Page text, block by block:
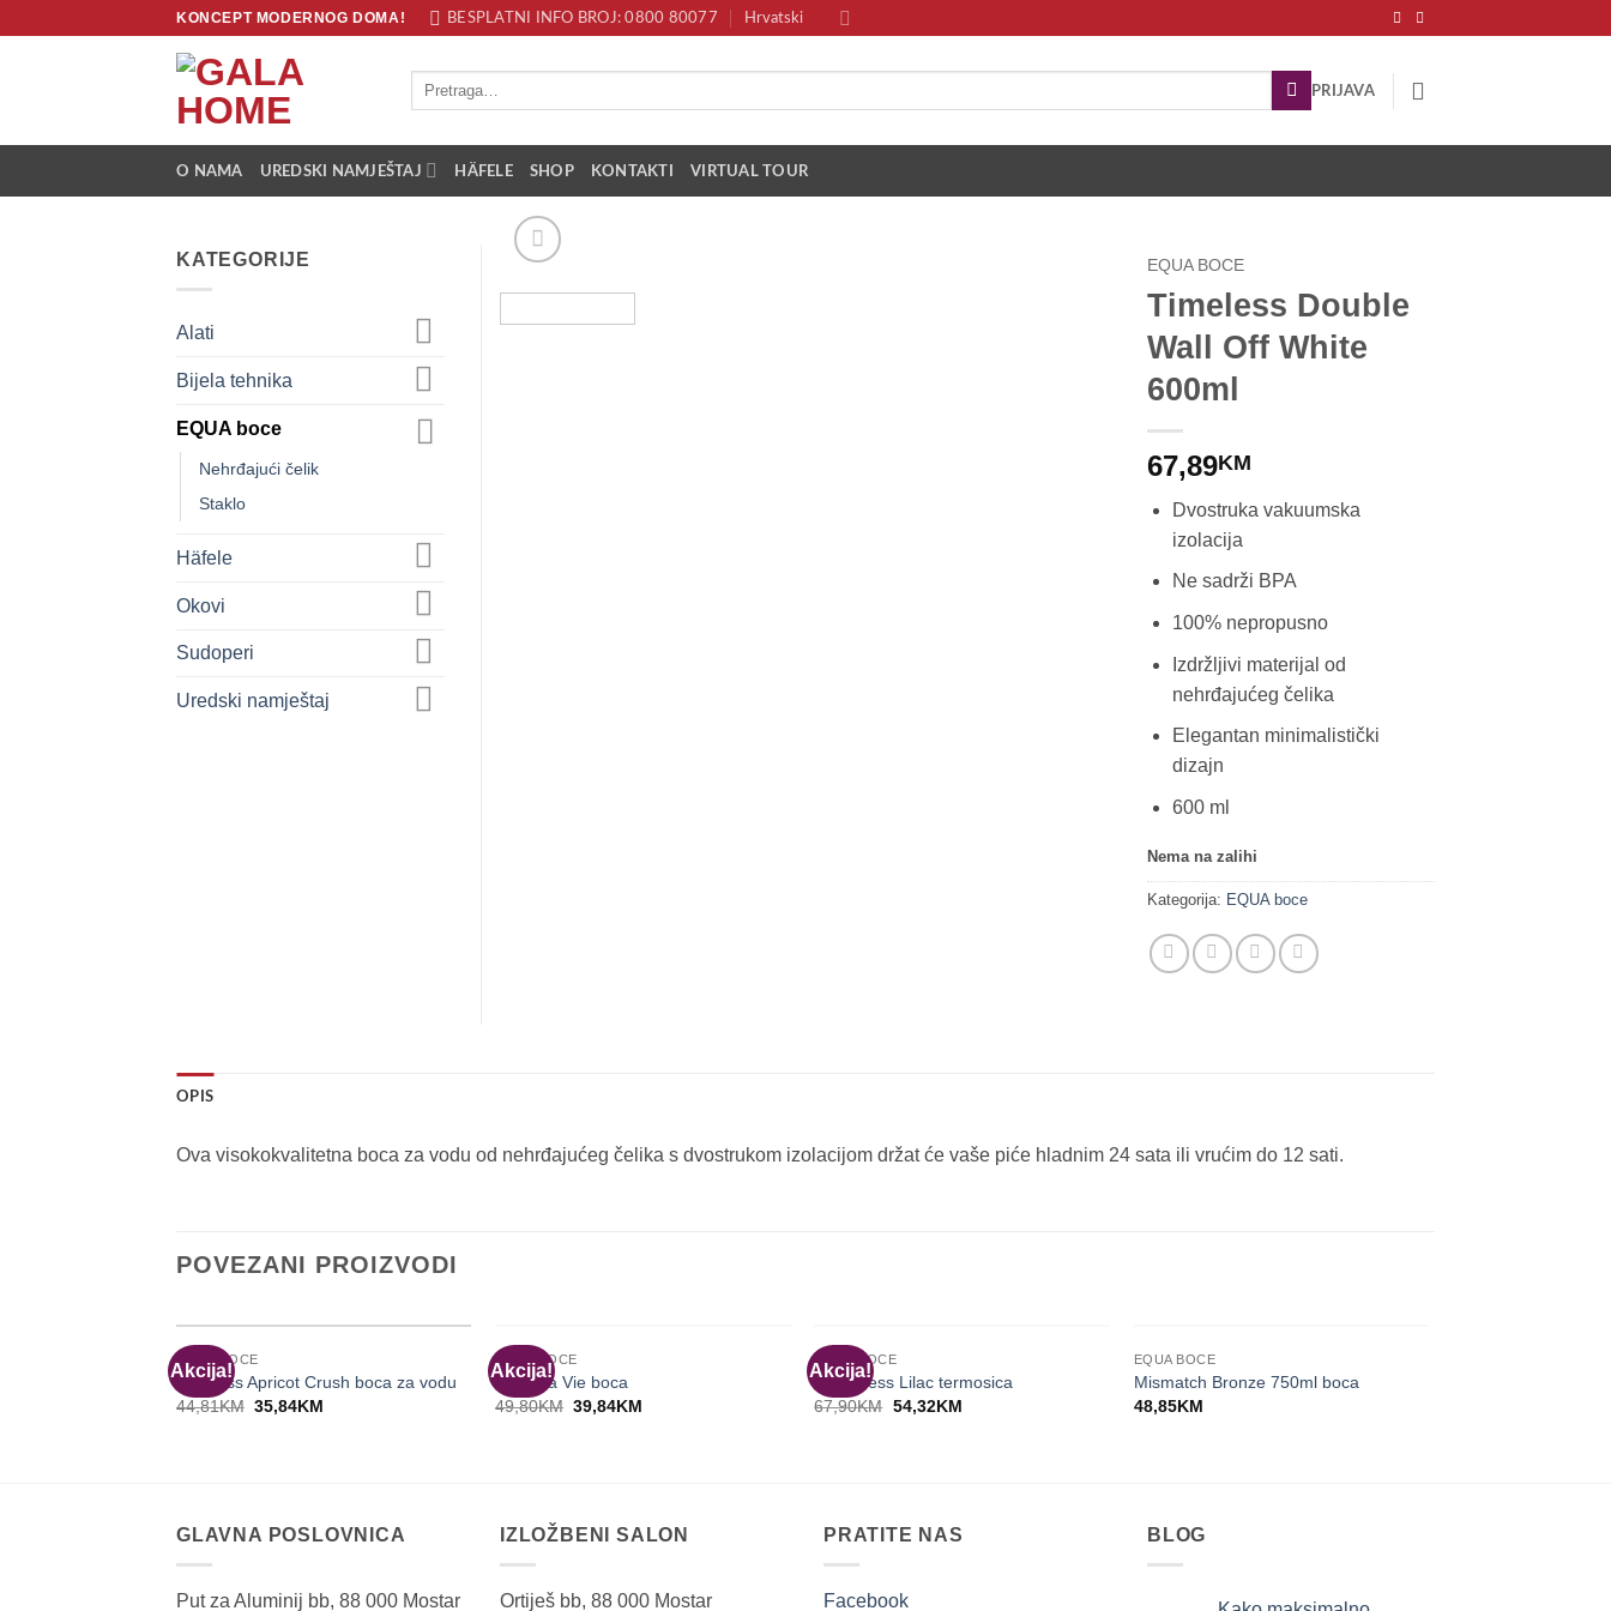
KONCEPT MODERNOG DOMA! BESPLATNI INFO BROJ: 0800 80077 Hrvatski
Pretraži:
PRIJAVA
O NAMA UREDSKI NAMJEŠTAJ HÄFELE SHOP KONTAKTI VIRTUAL TOUR
EQUA BOCE
Timeless Double
Wall Off White
600ml
67,89KM
Dvostruka vakuumska
izolacija
Ne sadrži BPA
100% nepropusno
Izdržljivi materijal od
nehrđajućeg čelika
Elegantan minimalistički
dizajn
600 ml
Nema na zalihi
Kategorija: EQUA boce
KATEGORIJE
Alati
Bijela tehnika
EQUA boce
Nehrđajući čelik
Staklo
Häfele
Okovi
Sudoperi
Uredski namještaj
OPIS
Ova visokokvalitetna boca za vodu od nehrđajućeg čelika s dvostrukom izolacijom držat će vaše piće hladnim 24 sata ili vrućim do 12 sati.
POVEZANI PROIZVODI
Akcija!
EQUA BOCE
Timeless Apricot Crush boca za vodu
44,81KM Original
35,84KM
Akcija!
NEMA NA ZALIHI
EQUA BOCE
C’est La Vie boca
49,80KM Original
39,84KM
Akcija!
NEMA NA ZALIHI
EQUA BOCE
Timeleless Lilac termosica
67,90KM Original
54,32KMCurrent
NEMA NA ZALIHI
EQUA BOCE
Mismatch Bronze 750ml boca
48,85KM
GLAVNA POSLOVNICA
Put za Aluminij bb, 88 000 Mostar
IZLOŽBENI SALON
Ortiješ bb, 88 000 Mostar
PRATITE NAS
Facebook
BLOG